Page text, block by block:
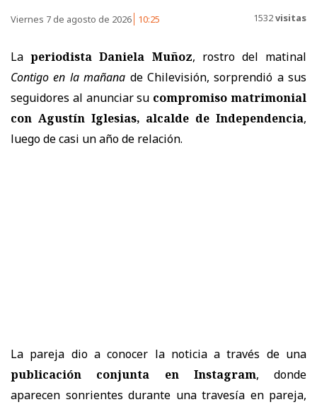
Viernes 7 de agosto de 2026 10:25 1532visitas
Laperiodista Daniela Muñoz, rostro del matinal
Contigo en la mañana de Chilevisión, sorprendió a sus
seguidores al anunciar su compromiso matrimonial
con Agustín Iglesias, alcalde de Independencia,
luego de casi un año de relación.
La pareja dio a conocer la noticia a través de una
publicación conjunta en Instagram, donde
aparecen sonrientes durante una travesía en pareja,